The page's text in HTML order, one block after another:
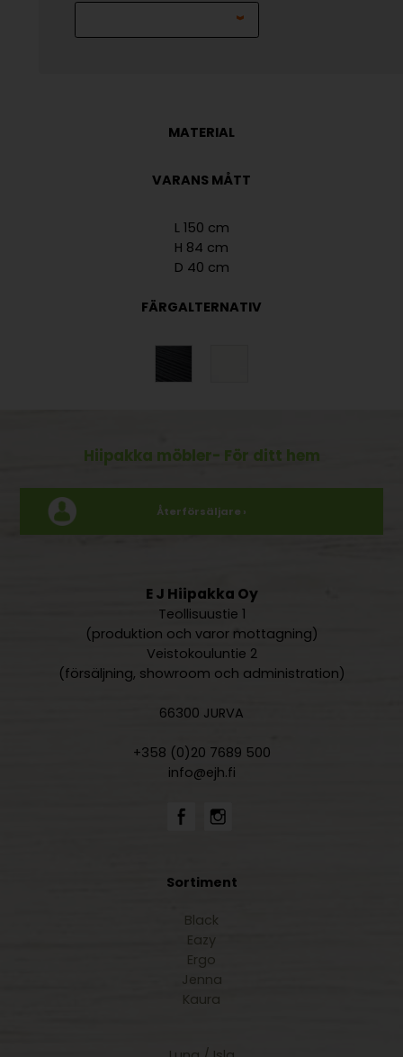
MATERIAL
VARANS MÅTT
L 150 cm
H 84 cm
D 40 cm
FÄRGALTERNATIV
Hiipakka möbler- För ditt hem
Återförsäljare ›
E J Hiipakka Oy
Teollisuustie 1
(produktion och varor mottagning)
Veistokouluntie 2
(försäljning, showroom och administration)
66300 JURVA
+358 (0)20 7689 500
info@ejh.fi
Sortiment
Black
Eazy
Ergo
Jenna
Kaura